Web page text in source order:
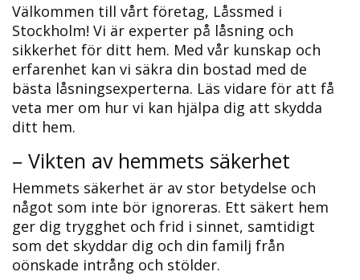
Välkommen till vårt företag, Låssmed i
Stockholm!​ Vi är experter på låsning och
sikkerhet för ditt hem.​ Med vår kunskap och
erfarenhet kan vi säkra din bostad med de
bästa låsningsexperterna.​ Läs vidare för att få
veta mer om hur vi kan hjälpa dig att skydda
ditt hem.​
– Vikten av hemmets säkerhet
Hemmets säkerhet är av stor betydelse och
något som inte bör ignoreras.​ Ett säkert hem
ger dig trygghet och frid i sinnet, samtidigt
som det skyddar dig och din familj från
oönskade intrång och stölder.​